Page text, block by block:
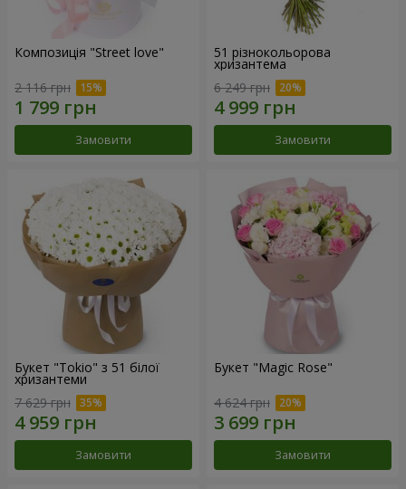
Композиція "Street love"
2 116 грн
Замовити
51 різнокольорова
хризантема
6 249 грн
Замовити
Букет "Tokio" з 51 білої
хризантеми
7 629 грн
Замовити
Букет "Magic Rose"
4 624 грн
Замовити